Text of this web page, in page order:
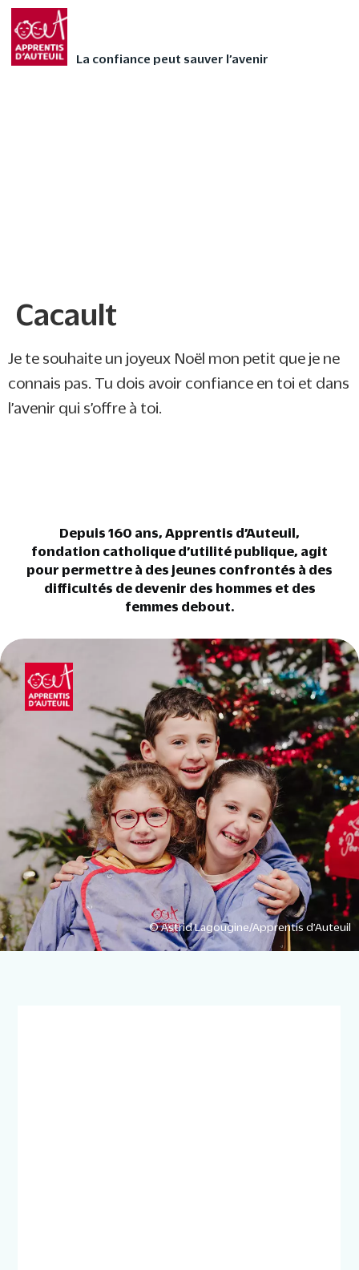
La confiance peut sauver l’avenir
Faites vivre l’Avent
autrement à votre
Cacault
Je te souhaite un joyeux Noël mon petit que je ne
connais pas. Tu dois avoir confiance en toi et dans
l’avenir qui s’offre à toi.
Depuis 160 ans, Apprentis d’Auteuil,
fondation catholique d’utilité publique, agit
pour permettre à des jeunes confrontés à des
difficultés de devenir des hommes et des
femmes debout.
© Astrid Lagougine/Apprentis d’Auteuil